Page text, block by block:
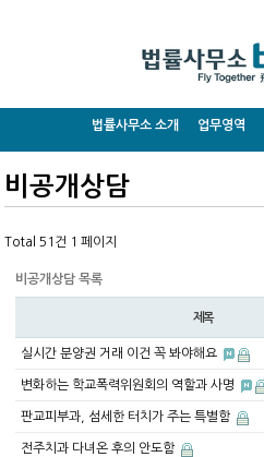
법률사무소 소개 업무영역
비공개상담
Total 51건 1 페이지
비공개상담 목록
제목
실시간 분양권 거래 이건 꼭 봐야해요
변화하는 학교폭력위원회의 역할과 사명
판교피부과, 섬세한 터치가 주는 특별함
전주치과 다녀온 후의 안도함